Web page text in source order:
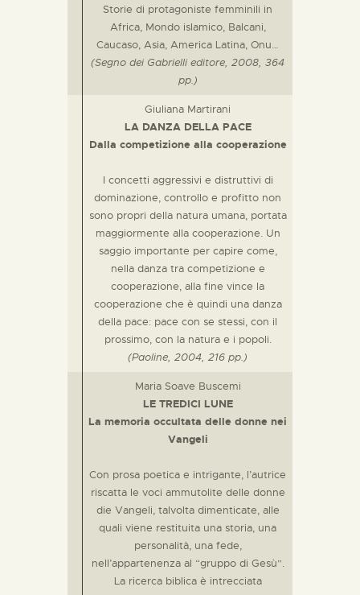
Storie di protagoniste femminili in
Africa, Mondo islamico, Balcani,
Caucaso, Asia, America Latina, Onu…
(Segno dei Gabrielli editore, 2008, 364
pp.)
Giuliana Martirani
LA DANZA DELLA PACE
Dalla competizione alla cooperazione
I concetti aggressivi e distruttivi di
dominazione, controllo e profitto non
sono propri della natura umana, portata
maggiormente alla cooperazione. Un
saggio importante per capire come,
nella danza tra competizione e
cooperazione, alla fine vince la
cooperazione che è quindi una danza
della pace: pace con se stessi, con il
prossimo, con la natura e i popoli.
(Paoline, 2004, 216 pp.)
Maria Soave Buscemi
LE TREDICI LUNE
La memoria occultata delle donne nei
Vangeli
Con prosa poetica e intrigante, l’autrice
riscatta le voci ammutolite delle donne
die Vangeli, talvolta dimenticate, alle
quali viene restituita una storia, una
personalità, una fede,
nell’appartenenza al “gruppo di Gesù”.
La ricerca biblica è intrecciata